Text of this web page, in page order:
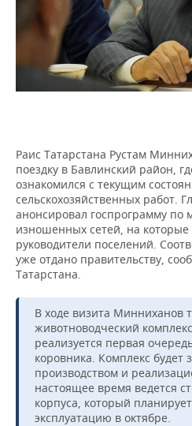
НЕФТЕХИМИЯ
НЕФТЬ
РОЗНИЧНАЯ ТОРГОВЛЯ
ТРАНСПОРТ
НОВОСТИ ТЕХНОЛОГИЙ
IT
МЕРОПРИЯТИЯ
НОВОСТИ МЕРОПРИЯТИЙ
ONLINE-КОНФЕРЕНЦИИ
ОТКРЫТАЯ ЛЕКЦИЯ
СПОРТ
ХОККЕЙ
БАСКЕТБОЛ
ВОЛЕЙБОЛ
КИБЕРСПОРТ
ФИГУРНОЕ КАТАНИЕ
ВОДНЫЕ ВИДЫ СПОРТА
ХОККЕЙ С МЯЧОМ
ВЛАСТЬ
ИНФРАСТРУКТУРА
ИСТОРИЯ
КУЛЬТУРА
МЕДИЦИНА
ОБРАЗОВАНИЕ
ПРОИСШЕСТВИЯ
СЮЖЕТЫ
СПРАВОЧНИК
СПИСОК ПЕРСОН
СПИСОК КОМПАНИЙ
ПОЛНАЯ ВЕРСИЯ
Раис Татарстана Рустам
поездку в Бавлинский район,
ознакомился с текущим
сельскохозяйственных работ.
анонсировал госпрограмму по
изношенных сетей, на
руководители поселений.
уже отдано правительству,
Татарстана.
В ходе визита Минниханов
животноводческий
реализуется первая
коровника. Комплекс будет
производством и
настоящее время ведется
корпуса, который
эксплуатацию в октябре.